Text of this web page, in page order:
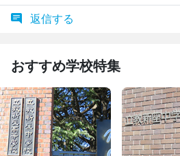
返信する
おすすめ学校特集